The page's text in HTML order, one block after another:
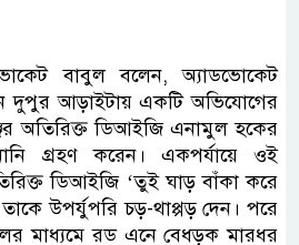
বাবুল বলেন, অ্যাডভোকেট
আড়াইটায় একটি অভিযোগের
অতিরিক্ত ডিআইজি এনামুল হকের
গ্রহণ করেন। একপর্যায়ে ওই
ডিআইজি ‘তুই ঘাড় বাঁকা করে
উপর্যুপরি চড়-থাপ্পড় দেন। পরে
মাধ্যমে রড এনে বেধড়ক মারধর